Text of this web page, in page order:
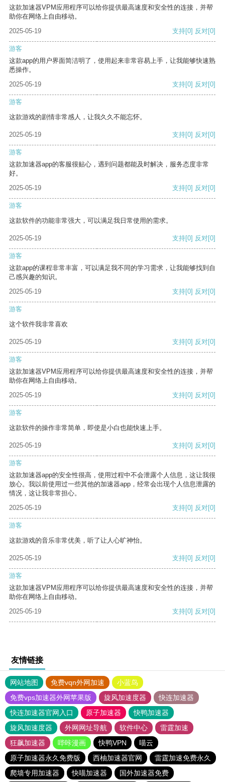
这款加速器VPM应用程序可以给你提供最高速度和安全性的连接，并帮
助你在网络上自由移动。
2025-05-19
支持[0] 反对[0]
游客
这款app的用户界面简洁明了，使用起来非常容易上手，让我能够快速熟
悉操作。
2025-05-19
支持[0] 反对[0]
游客
这款游戏的剧情非常感人，让我久久不能忘怀。
2025-05-19 支持[0] 反对[0]
游客
这款加速器app的客服很贴心，遇到问题都能及时解决，服务态度非常
好。
2025-05-19
支持[0] 反对[0]
游客
这款软件的功能非常强大，可以满足我日常使用的需求。
2025-05-19 支持[0] 反对[0]
游客
这款app的课程非常丰富，可以满足我不同的学习需求，让我能够找到自
己感兴趣的知识。
2025-05-19
支持[0] 反对[0]
游客
这个软件我非常喜欢
2025-05-19 支持[0] 反对[0]
游客
这款加速器VPM应用程序可以给你提供最高速度和安全性的连接，并帮
助你在网络上自由移动。
2025-05-19
支持[0] 反对[0]
游客
这款软件的操作非常简单，即使是小白也能快速上手。
2025-05-19 支持[0] 反对[0]
游客
这款加速器app的安全性很高，使用过程中不会泄露个人信息，这让我很
放心。我以前使用过一些其他的加速器app，经常会出现个人信息泄露的
情况，这让我非常担心。
2025-05-19
支持[0] 反对[0]
游客
这款游戏的音乐非常优美，听了让人心旷神怡。
2025-05-19 支持[0] 反对[0]
游客
这款加速器VPM应用程序可以给你提供最高速度和安全性的连接，并帮
助你在网络上自由移动。
2025-05-19
支持[0] 反对[0]
友情链接
网站地图 免费vqn外网加速
小蓝鸟
免费vps加速器外网苹果版
旋风加速度器
快连加速器
快连加速器官网入口
原子加速器
快鸭加速器
旋风加速度器
外网网址导航 软件中心
雷霆加速
狂飙加速器
哔咔漫画 快鸭VPN
喵云
原子加速器永久免费版
西柚加速器官网
雷霆加速免费永久
爬墙专用加速器
快喵加速器 国外加速器免费